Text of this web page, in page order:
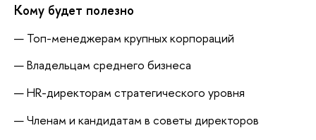
Кому будет полезно
Топ-менеджерам крупных корпораций
Владельцам среднего бизнеса
HR-директорам стратегического уровня
Членам и кандидатам в советы директоров